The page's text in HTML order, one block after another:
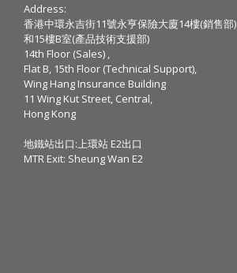
Address:
香港中環永吉街11號永亨保險大廈14樓(銷售部)
和15樓B室(產品技術支援部)
14th Floor (Sales) ,
Flat B, 15th Floor (Technical Support),
Wing Hang Insurance Building
11 Wing Kut Street, Central,
Hong Kong
地鐵站出口:上環站 E2出口
MTR Exit: Sheung Wan E2